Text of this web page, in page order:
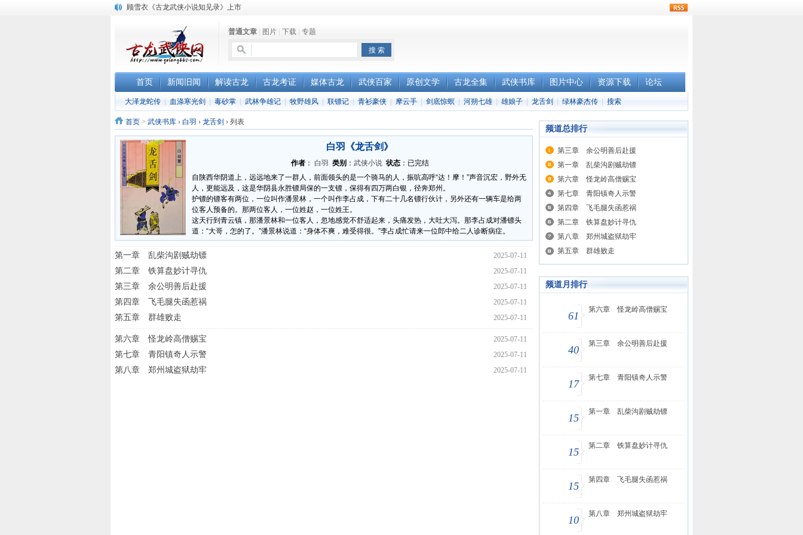
顾雪衣《古龙武侠小说知见录》上市
《古龙小说原貌探究》修订版已上市普通文章 图片 下载 专题
首页 新闻旧闻 解读古龙 古龙考证 媒体古龙 武侠百家 原创文学 古龙全集 武侠书库 图片中心 资源下载 论坛
大泽龙蛇传 血涤寒光剑 毒砂掌 武林争雄记 牧野雄风 联镖记 青衫豪侠 摩云手 剑底惊螟 河朔七雄 雄娘子 龙舌剑 绿林豪杰传 搜索
首页 > 武侠书库 › 白羽 › 龙舌剑 › 列表
白羽《龙舌剑》
作者： 白羽 类别 ： 武侠小说 状态：已完结
自陕西华阴道上，远远地来了一群人，前面领头的是一个骑马的人，振吭高呼“达！摩！”声音沉宏，野外无
人，更能远及，这是华阴县永胜镖局保的一支镖，保得有四万两白银，径奔郑州。
护镖的镖客有两位，一位叫作潘景林，一个叫作李占成，下有二十几名镖行伙计，另外还有一辆车是给两
位客人预备的。那两位客人，一位姓赵，一位姓王。
这天行到青云镇，那潘景林和一位客人，忽地感觉不舒适起来，头痛发热，大吐大泻。那李占成对潘镖头
道：“大哥，怎的了。”潘景林说道：“身体不爽，难受得很。”李占成忙请来一位郎中给二人诊断病症。
2025-07-11
第一章 乱柴沟剧贼劫镖
2025-07-11
第二章 铁算盘妙计寻仇
2025-07-11
第三章 余公明善后赴援
2025-07-11
第四章 飞毛腿失函惹祸
2025-07-11
第五章 群雄败走
2025-07-11
第六章 怪龙岭高僧赐宝
2025-07-11
第七章 青阳镇奇人示警
2025-07-11
第八章 郑州城盗狱劫牢
频道总排行
第三章 余公明善后赴援
第一章 乱柴沟剧贼劫镖
第六章 怪龙岭高僧赐宝
第七章 青阳镇奇人示警
第四章 飞毛腿失函惹祸
第二章 铁算盘妙计寻仇
第八章 郑州城盗狱劫牢
第五章 群雄败走
频道月排行
61
第六章 怪龙岭高僧赐宝
40
第三章 余公明善后赴援
17
第七章 青阳镇奇人示警
15
第一章 乱柴沟剧贼劫镖
15
第二章 铁算盘妙计寻仇
15
第四章 飞毛腿失函惹祸
10
第八章 郑州城盗狱劫牢